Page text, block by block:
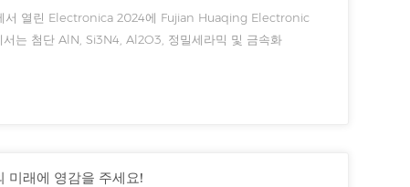
서 열린 Electronica 2024에 Fujian Huaqing Electronic
는 첨단 AlN, Si3N4, Al2O3, 정밀세라믹 및 금속화
고출력 전자기기, LED 조명, 5G 통신, 전자세라믹 소재의 원
미래에 영감을 주세요!